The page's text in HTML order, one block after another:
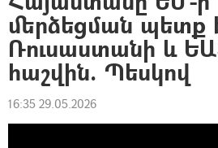
մերձեցման պետք
Ռուսաստանի և
հաշվին. Պեսկով
16:35 29.05.2026